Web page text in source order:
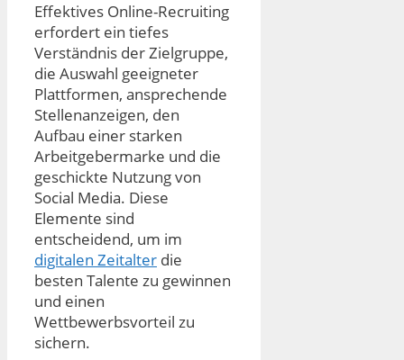
Effektives Online-Recruiting
erfordert ein tiefes
Verständnis der Zielgruppe,
die Auswahl geeigneter
Plattformen, ansprechende
Stellenanzeigen, den
Aufbau einer starken
Arbeitgebermarke und die
geschickte Nutzung von
Social Media. Diese
Elemente sind
entscheidend, um im
digitalen Zeitalter die
besten Talente zu gewinnen
und einen
Wettbewerbsvorteil zu
sichern.